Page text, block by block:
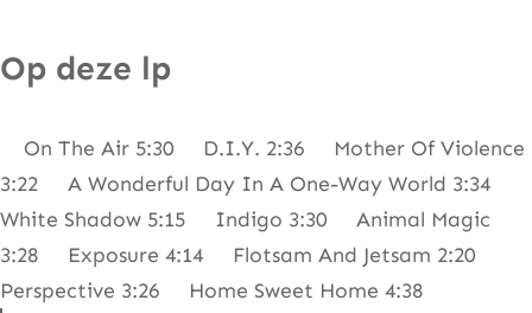
G
r
i
e
l
Op deze lp
On The Air 5:30 D.I.Y. 2:36 Mother Of Violence
3:22 A Wonderful Day In A One-Way World 3:34
White Shadow 5:15 Indigo 3:30 Animal Magic
3:28 Exposure 4:14 Flotsam And Jetsam 2:20
Perspective 3:26 Home Sweet Home 4:38